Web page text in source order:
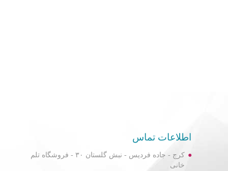
اطلاعات تماس
کرج - جاده فردیس - نبش گلستان ۳۰ - فروشگاه تلم
خانی